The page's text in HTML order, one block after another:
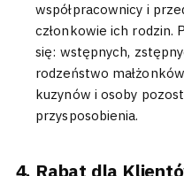
współpracownicy i
członkowie ich rodzin.
się: wstępnych,
rodzeństwo
kuzynów i osoby
przysposobienia.
Rabat dla